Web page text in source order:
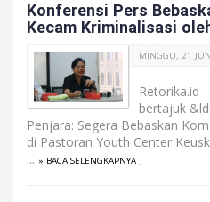
Konferensi Pers
Kecam Kriminalisasi
MINGGU, 21
Retorika.id
bertajuk
Penjara: Segera Bebaskan
di Pastoran Youth Center
... » BACA SELENGKAPNYA ]